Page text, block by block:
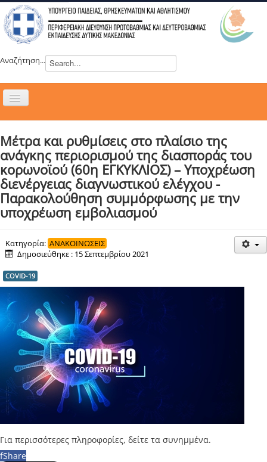
Αναζήτηση...
Εναλλαγή
ΝΕΑ
ΣΥΜΒΟΥΛΙΑ
ΕΥΡΩΠΑΪΚΑ ΠΡΟΓΡΑΜΜΑΤΑ
ΜΑΘΗΤΕΙΑ
ΔΡΑΣΕΙΣ
ΕΠΙΚΟΙΝΩΝΙΑ
Μέτρα και ρυθμίσεις στο πλαίσιο της
ανάγκης περιορισμού της διασποράς του
κορωνοϊού (60η ΕΓΚΥΚΛΙΟΣ) – Υποχρέωση
διενέργειας διαγνωστικού ελέγχου -
Παρακολούθηση συμμόρφωσης με την
υποχρέωση εμβολιασμού
Κατηγορία: ΑΝΑΚΟΙΝΩΣΕΙΣ
Δημοσιεύθηκε : 15 Σεπτεμβρίου 2021
COVID-19
Για περισσότερες πληροφορίες, δείτε τα συνημμένα.
fShare